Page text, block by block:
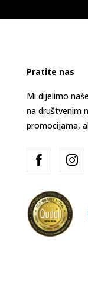
Pratite nas
Mi dijelimo
na društvenim
promocijama,